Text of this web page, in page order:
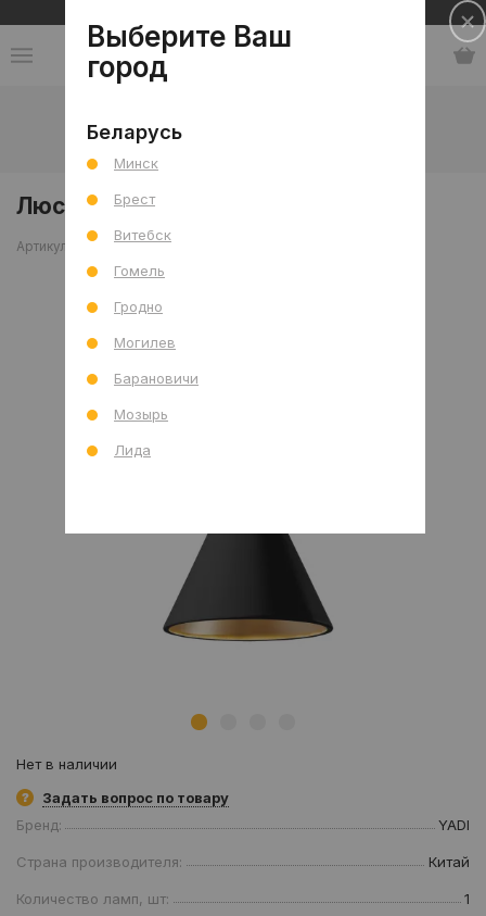
Люстра Модерн F7803S, чёрный
Люстра Модерн F7803S, чёрный
Артикул: 0000019244
Нет в наличии
Задать вопрос по товару
Бренд:
YADI
Страна производителя: Китай
Количество ламп, шт: 1
Выберите Ваш
город
Беларусь
Минск
Брест
Витебск
Гомель
Гродно
Могилев
Барановичи
Мозырь
Лида